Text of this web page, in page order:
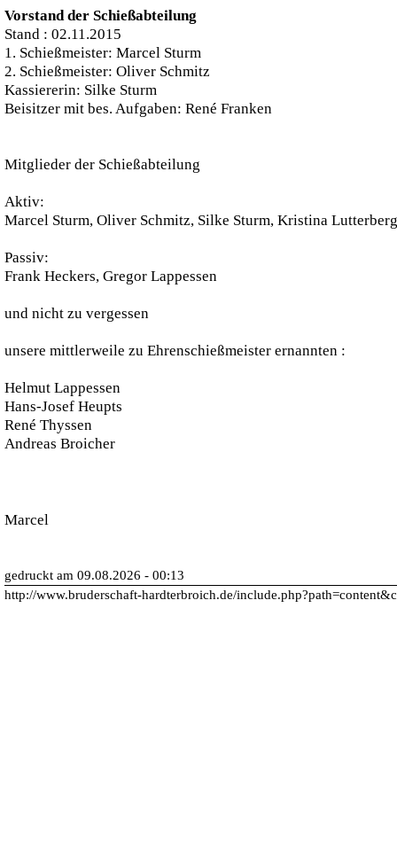
Vorstand der Schießabteilung
Stand : 02.11.2015
1. Schießmeister: Marcel Sturm
2. Schießmeister: Oliver Schmitz
Kassiererin: Silke Sturm
Beisitzer mit bes. Aufgaben: René Franken
Mitglieder der Schießabteilung
Aktiv:
Marcel Sturm, Oliver Schmitz, Silke Sturm, Kristina
Passiv:
Frank Heckers, Gregor Lappessen
und nicht zu vergessen
unsere mittlerweile zu Ehrenschießmeister ernannten :
Helmut Lappessen
Hans-Josef Heupts
René Thyssen
Andreas Broicher
Marcel
gedruckt am 09.08.2026 - 00:13
http://www.bruderschaft-hardterbroich.de/